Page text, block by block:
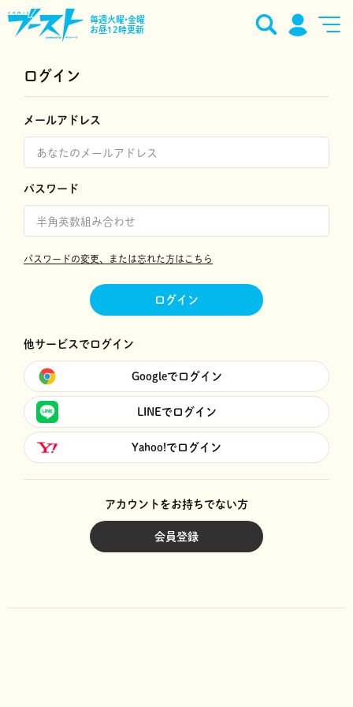
毎週火曜•金曜
お昼12時更新
ログイン
メールアドレス
パスワード
パスワードの変更、または忘れた方はこちら
ログイン
他サービスでログイン
Googleでログイン
LINEでログイン
Yahoo!でログイン
アカウントをお持ちでない方
会員登録